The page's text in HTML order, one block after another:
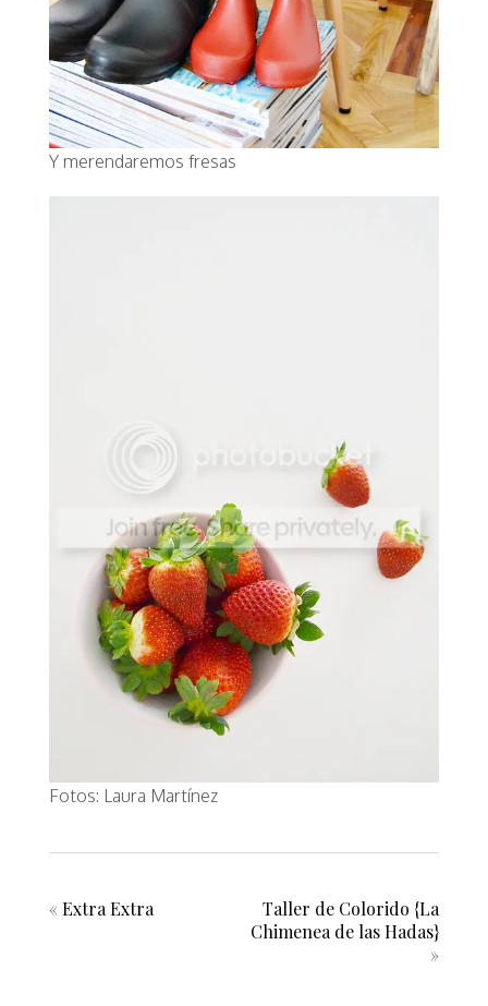
Y merendaremos fresas
Fotos: Laura Martínez
« Extra Extra
Taller de Colorido {La
Chimenea de las Hadas}
»